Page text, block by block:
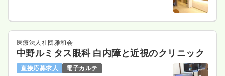
医療法人社団雅和会
中野ルミタス眼科 白内障と近視のクリニック
直接応募求人
電子カルテ